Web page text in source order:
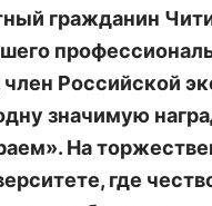
гражданин
Российской
значимую
На
где